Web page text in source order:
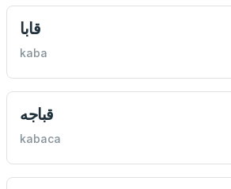
قابا
kaba
قباجه
kabaca